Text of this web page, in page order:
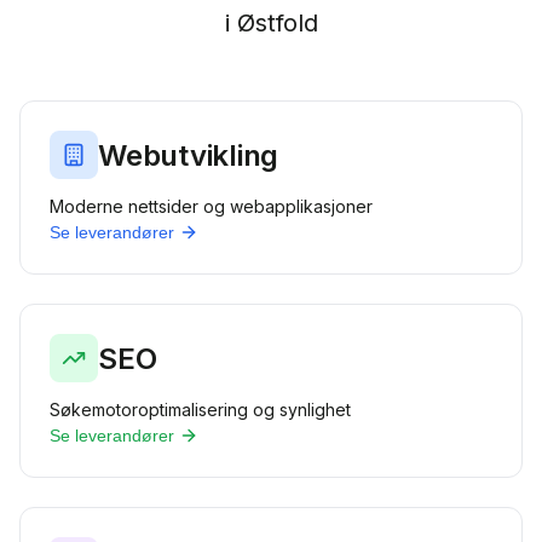
i Østfold
Webutvikling
Moderne nettsider og webapplikasjoner
Se leverandører
SEO
Søkemotoroptimalisering og synlighet
Se leverandører